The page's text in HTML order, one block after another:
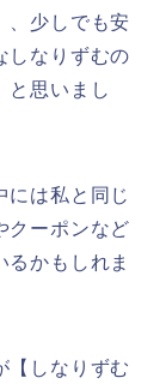
、少しでも安
しなりずむの
と思いまし
には私と同じ
クーポンなど
るかもしれま
【しなりずむ